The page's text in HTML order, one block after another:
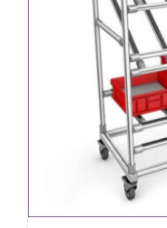
Carro